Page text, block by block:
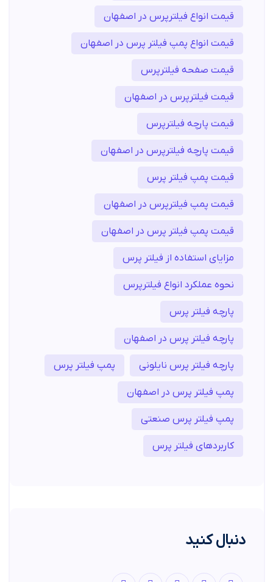
قیمت انواع فیلترپرس در اصفهان
قیمت انواع پمپ فیلتر پرس در اصفهان
قیمت صفحه فیلترپرس
قیمت فیلترپرس در اصفهان
قیمت پارچه فیلترپرس
قیمت پارچه فیلترپرس در اصفهان
قیمت پمپ فیلتر پرس
قیمت پمپ فیلترپرس در اصفهان
قیمت پمپ فیلتر پرس در اصفهان
مزایای استفاده از فیلتر پرس
نحوه عملکرد انواع فیلترپرس
پارچه فیلتر پرس
پارچه فیلتر پرس در اصفهان
پارچه فیلتر پرس نایلونی پمپ فیلتر پرس
پمپ فیلتر پرس در اصفهان
پمپ فیلتر پرس صنعتی
کاربردهای فیلتر پرس
دنبال کنید